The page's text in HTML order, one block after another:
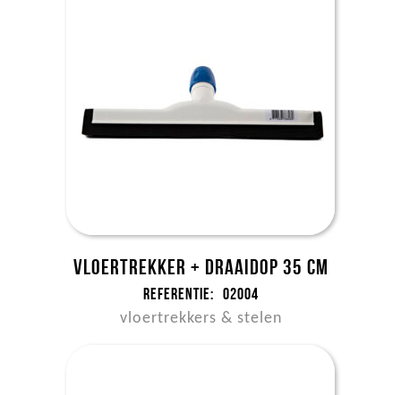
Vloertrekker + draaidop 35 cm
Referentie: 02004
vloertrekkers & stelen